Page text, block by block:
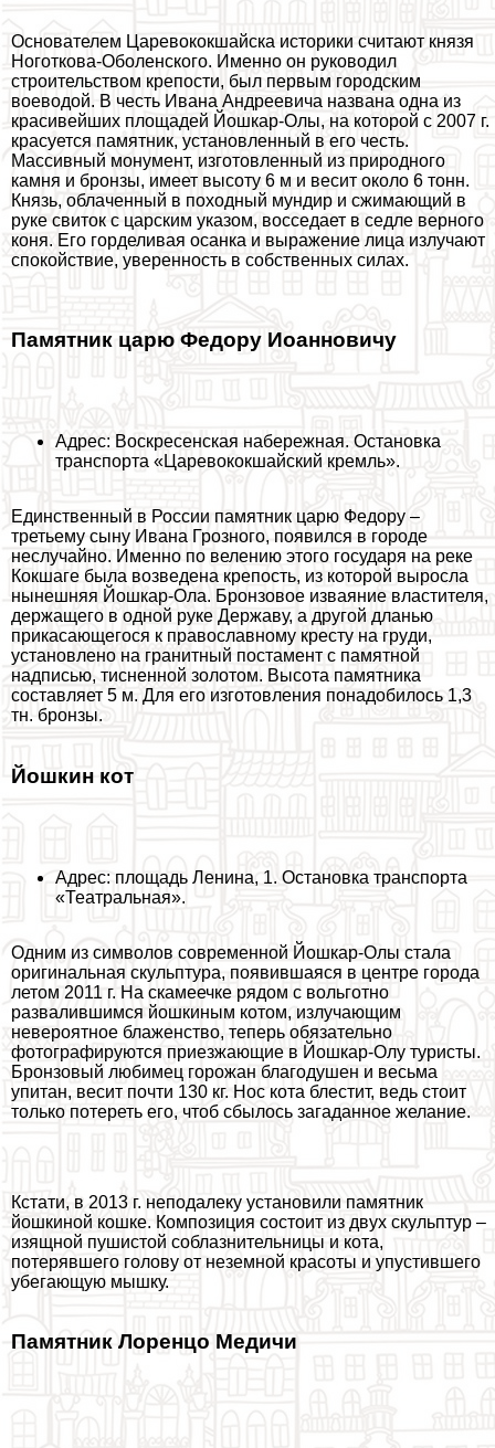
Основателем Царевококшайска историки считают князя
Ноготкова-Оболенского. Именно он руководил
строительством крепости, был первым городским
воеводой. В честь Ивана Андреевича названа одна из
красивейших площадей Йошкар-Олы, на которой с 2007 г.
красуется памятник, установленный в его честь.
Массивный монумент, изготовленный из природного
камня и бронзы, имеет высоту 6 м и весит около 6 тонн.
Князь, облаченный в походный мундир и сжимающий в
руке свиток с царским указом, восседает в седле верного
коня. Его горделивая осанка и выражение лица излучают
спокойствие, уверенность в собственных силах.
Памятник царю Федору Иоанновичу
Адрес: Воскресенская набережная. Остановка
трaнcпорта «Царевококшайский кремль».
Единственный в России памятник царю Федору –
третьему сыну Ивана Грозного, появился в городе
неслучайно. Именно по велению этого государя на реке
Кокшаге была возведена крепость, из которой выросла
нынешняя Йошкар-Ола. Бронзовое изваяние властителя,
держащего в одной руке Державу, а другой дланью
прикасающегося к православному кресту на гpyди,
установлено на гранитный постамент с памятной
надписью, тисненной золотом. Высота памятника
составляет 5 м. Для его изготовления понадобилось 1,3
тн. бронзы.
Йошкин кот
Адрес: площадь Ленина, 1. Остановка трaнcпорта
«Театральная».
Одним из символов современной Йошкар-Олы стала
оригинальная скульптура, появившаяся в центре города
летом 2011 г. На скамеечке рядом с вольготно
развалившимся йошкиным котом, излучающим
невероятное блаженство, теперь обязательно
фотографируются приезжающие в Йошкар-Олу туристы.
Бронзовый любимец горожан благодушен и весьма
упитан, весит почти 130 кг. Нос кота блестит, ведь стоит
только потереть его, чтоб сбылось загаданное желание.
Кстати, в 2013 г. неподалеку установили памятник
йошкиной кошке. Композиция состоит из двух скульптур –
изящной пушистой coблaзнительницы и кота,
потерявшего голову от неземной красоты и упустившего
убегающую мышку.
Памятник Лоренцо Медичи